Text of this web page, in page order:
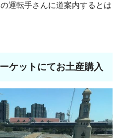
運転手さんに道案内するとは
ケットにてお土産購入